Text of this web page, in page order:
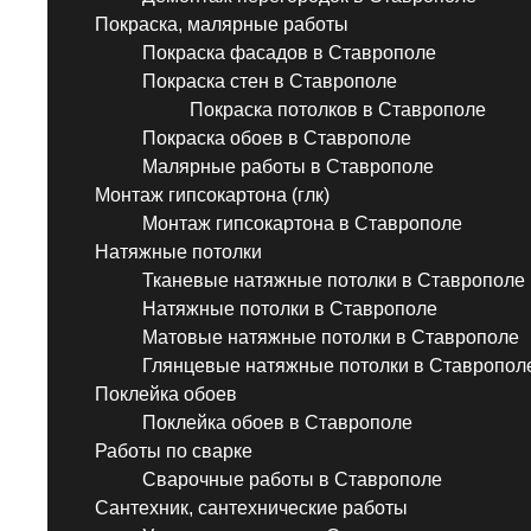
Покраска, малярные работы
Покраска фасадов в Ставрополе
Покраска стен в Ставрополе
Покраска потолков в Ставрополе
Покраска обоев в Ставрополе
Малярные работы в Ставрополе
Монтаж гипсокартона (глк)
Монтаж гипсокартона в Ставрополе
Натяжные потолки
Тканевые натяжные потолки в Ставрополе
Натяжные потолки в Ставрополе
Матовые натяжные потолки в Ставрополе
Глянцевые натяжные потолки в
Поклейка обоев
Поклейка обоев в Ставрополе
Работы по сварке
Сварочные работы в Ставрополе
Сантехник, сантехнические работы